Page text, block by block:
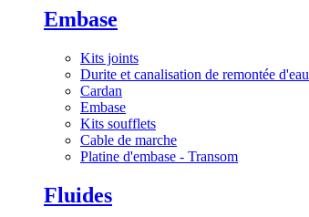
Embase
Kits joints
Durite et canalisation de remontée d'eau
Cardan
Embase
Kits soufflets
Cable de marche
Platine d'embase - Transom
Fluides